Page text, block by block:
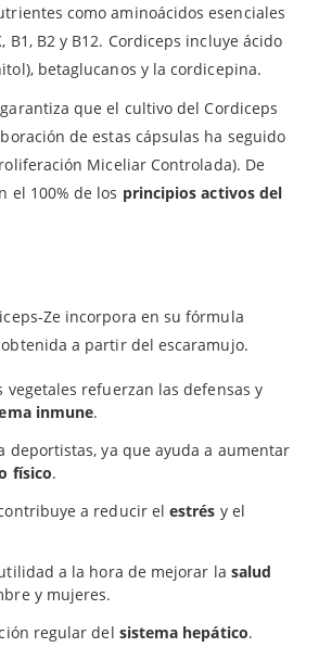
como aminoácidos esenciales
B1, B2 y B12. Cordiceps incluye ácido
betaglucanos y la cordicepina.
que el cultivo del Cordiceps
de estas cápsulas ha seguido
Miceliar Controlada). De
el 100% de los principios activos del
Ze incorpora en su fórmula
a partir del escaramujo.
vegetales refuerzan las defensas y
inmune.
deportistas, ya que ayuda a aumentar
físico.
a reducir elestrés y el
a la hora de mejorar la salud
y mujeres.
regular del sistema hepático.